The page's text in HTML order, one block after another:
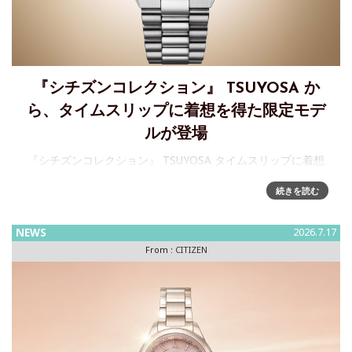
『シチズンコレクション』 TSUYOSA か
ら、タイムスリップに着想を得た限定モデ
ルが登場
『シチズンコレクション』 TSUYOSA タイムスリップに着想
会社は、豊富なカラーバリエーションが人気の『シチズンコ
続きを読む
NEWS 2026.7.17
From : CITIZEN